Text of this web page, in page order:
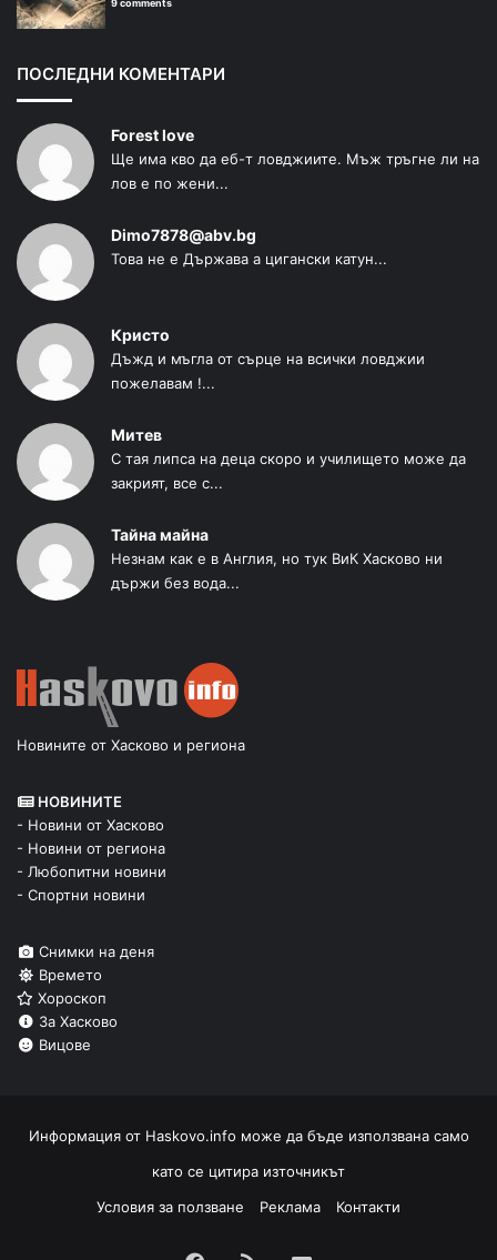
9 comments
ПОСЛЕДНИ КОМЕНТАРИ
Forest love
Ще има кво да еб-т ловджиите. Мъж тръгне ли на
лов е по жени...
Dimo7878@abv.bg
Това не е Държава а цигански катун...
Кристо
Дъжд и мъгла от сърце на всички ловджии
пожелавам !...
Митев
С тая липса на деца скоро и училището може да
закрият, все с...
Тайна майна
Незнам как е в Англия, но тук ВиК Хасково ни
държи без вода...
Новините от Хасково и региона
НОВИНИТЕ
- Новини от Хасково
- Новини от региона
- Любопитни новини
- Спортни новини
Снимки на деня
Времето
Хороскоп
За Хасково
Вицове
Информация от Haskovo.info може да бъде използвана само
като се цитира източникът
Условия за ползване
Реклама Контакти